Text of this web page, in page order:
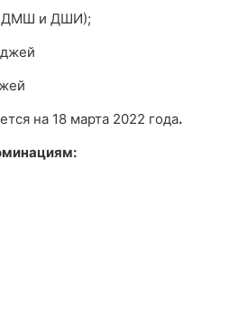
ДМШ и ДШИ);
на 18 марта 2022 года.